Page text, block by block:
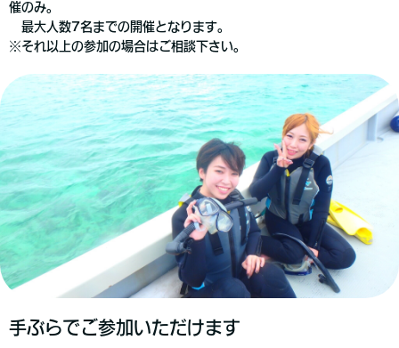
催のみ。
最大人数7名までの開催となります。
※それ以上の参加の場合はご相談下さい。
手ぶらでご参加 いただけます